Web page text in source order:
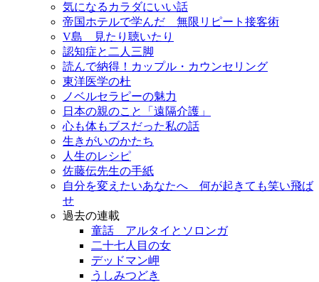
気になるカラダにいい話
帝国ホテルで学んだ 無限リピート接客術
V島 見たり聴いたり
認知症と二人三脚
読んで納得！カップル・カウンセリング
東洋医学の杜
ノベルセラピーの魅力
日本の親のこと「遠隔介護」
心も体もブスだった私の話
生きがいのかたち
人生のレシピ
佐藤伝先生の手紙
自分を変えたいあなたへ 何が起きても笑い飛ば
せ
過去の連載
童話 アルタイとソロンガ
二十七人目の女
デッドマン岬
うしみつどき